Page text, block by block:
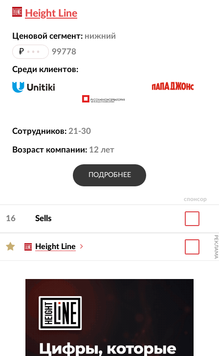
спонсор
Height Line
Ценовой сегмент: нижний
₽ ••• 99778
Среди клиентов:
Сотрудников: 21-30
Возраст компании: 12 лет
ПОДРОБНЕЕ
16 Sells
Height Line РЕКЛАМА